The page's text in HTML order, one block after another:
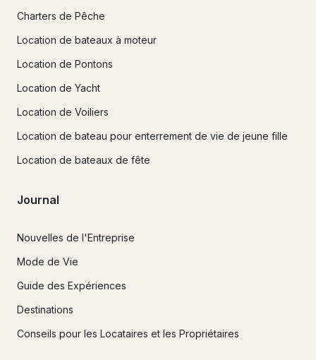
Charters de Pêche
Location de bateaux à moteur
Location de Pontons
Location de Yacht
Location de Voiliers
Location de bateau pour enterrement de vie de jeune fille
Location de bateaux de fête
Journal
Nouvelles de l'Entreprise
Mode de Vie
Guide des Expériences
Destinations
Conseils pour les Locataires et les Propriétaires